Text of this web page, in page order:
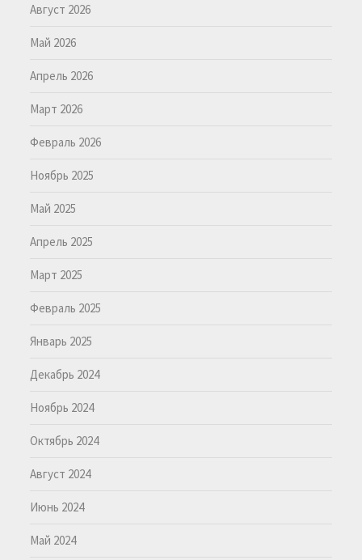
Август 2026
Май 2026
Апрель 2026
Март 2026
Февраль 2026
Ноябрь 2025
Май 2025
Апрель 2025
Март 2025
Февраль 2025
Январь 2025
Декабрь 2024
Ноябрь 2024
Октябрь 2024
Август 2024
Июнь 2024
Май 2024